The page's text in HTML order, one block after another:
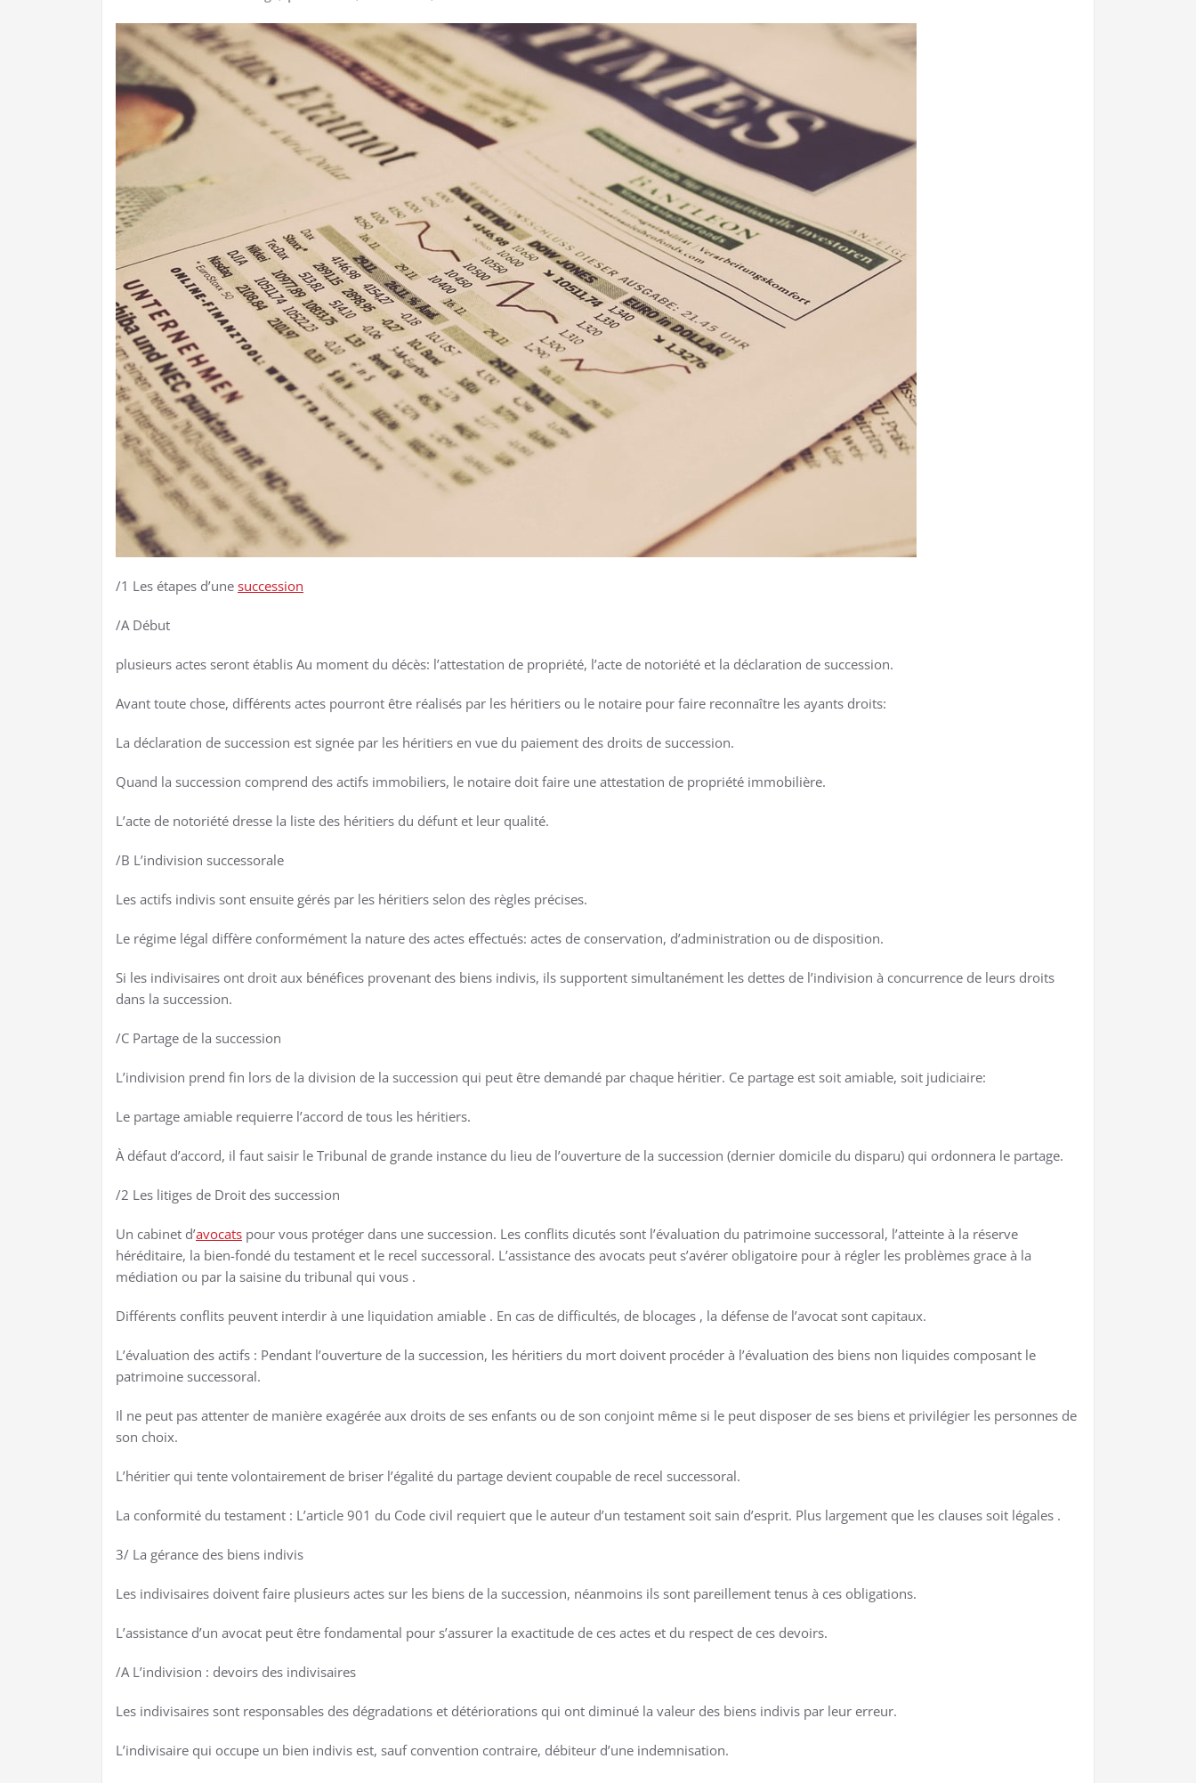
/1 Les étapes d’une succession
/A Début
plusieurs actes seront établis Au moment du décès: l’attestation de propriété, l’acte de notoriété et la déclaration de succession.
Avant toute chose, différents actes pourront être réalisés par les héritiers ou le notaire pour faire reconnaître les ayants droits:
La déclaration de succession est signée par les héritiers en vue du paiement des droits de succession.
Quand la succession comprend des actifs immobiliers, le notaire doit faire une attestation de propriété immobilière.
L’acte de notoriété dresse la liste des héritiers du défunt et leur qualité.
/B L’indivision successorale
Les actifs indivis sont ensuite gérés par les héritiers selon des règles précises.
Le régime légal diffère conformément la nature des actes effectués: actes de conservation, d’administration ou de disposition.
Si les indivisaires ont droit aux bénéfices provenant des biens indivis, ils supportent simultanément les dettes de l’indivision à concurrence de leurs droits
dans la succession.
/C Partage de la succession
L’indivision prend fin lors de la division de la succession qui peut être demandé par chaque héritier. Ce partage est soit amiable, soit judiciaire:
Le partage amiable requierre l’accord de tous les héritiers.
À défaut d’accord, il faut saisir le Tribunal de grande instance du lieu de l’ouverture de la succession (dernier domicile du disparu) qui ordonnera le partage.
/2 Les litiges de Droit des succession
Un cabinet d’avocats pour vous protéger dans une succession. Les conflits dicutés sont l’évaluation du patrimoine successoral, l’atteinte à la réserve
héréditaire, la bien-fondé du testament et le recel successoral. L’assistance des avocats peut s’avérer obligatoire pour à régler les problèmes grace à la
médiation ou par la saisine du tribunal qui vous .
Différents conflits peuvent interdir à une liquidation amiable . En cas de difficultés, de blocages , la défense de l’avocat sont capitaux.
L’évaluation des actifs : Pendant l’ouverture de la succession, les héritiers du mort doivent procéder à l’évaluation des biens non liquides composant le
patrimoine successoral.
Il ne peut pas attenter de manière exagérée aux droits de ses enfants ou de son conjoint même si le peut disposer de ses biens et privilégier les personnes de
son choix.
L’héritier qui tente volontairement de briser l’égalité du partage devient coupable de recel successoral.
La conformité du testament : L’article 901 du Code civil requiert que le auteur d’un testament soit sain d’esprit. Plus largement que les clauses soit légales .
3/ La gérance des biens indivis
Les indivisaires doivent faire plusieurs actes sur les biens de la succession, néanmoins ils sont pareillement tenus à ces obligations.
L’assistance d’un avocat peut être fondamental pour s’assurer la exactitude de ces actes et du respect de ces devoirs.
/A L’indivision : devoirs des indivisaires
Les indivisaires sont responsables des dégradations et détériorations qui ont diminué la valeur des biens indivis par leur erreur.
L’indivisaire qui occupe un bien indivis est, sauf convention contraire, débiteur d’une indemnisation.